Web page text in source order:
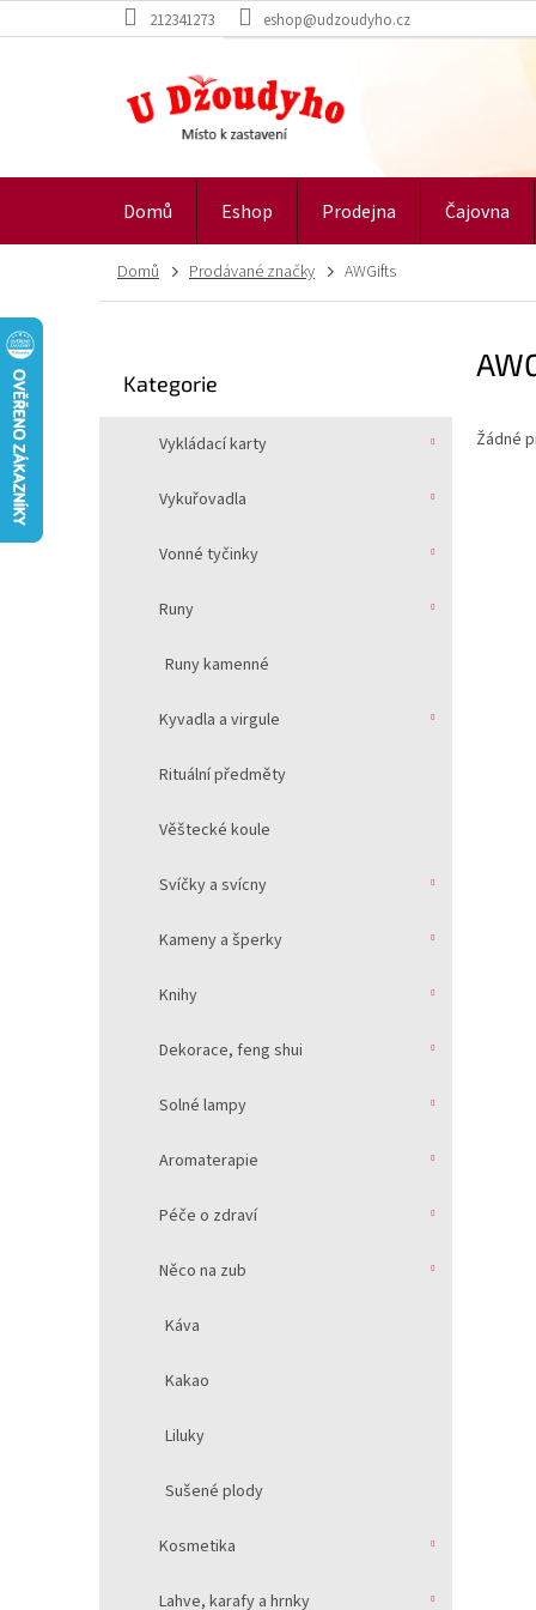
na
212341273 eshop@udzoudyho.cz
Domů Eshop Prodejna Čajovna
Domů Prodávané značky AWGifts
Přeskočit
kategorie
Kategorie
Vykládací karty
Vykuřovadla
Vonné tyčinky
Runy
Runy kamenné
Kyvadla a virgule
Rituální předměty
Věštecké koule
Svíčky a svícny
Kameny a šperky
Knihy
Dekorace, feng shui
Solné lampy
Aromaterapie
Péče o zdraví
Něco na zub
Káva
Kakao
Liluky
Sušené plody
Kosmetika
Lahve, karafy a hrnky
Žádné